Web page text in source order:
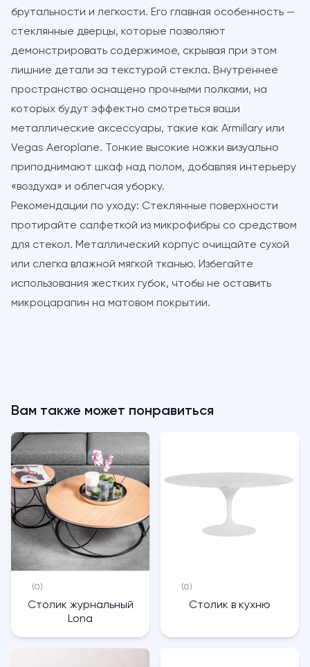
брутальности и легкости. Его главная особенность —
стеклянные дверцы, которые позволяют
демонстрировать содержимое, скрывая при этом
лишние детали за текстурой стекла. Внутреннее
пространство оснащено прочными полками, на
которых будут эффектно смотреться ваши
металлические аксессуары, такие как Armillary или
Vegas Aeroplane. Тонкие высокие ножки визуально
приподнимают шкаф над полом, добавляя интерьеру
«воздуха» и облегчая уборку.
Рекомендации по уходу: Стеклянные поверхности
протирайте салфеткой из микрофибры со средством
для стекол. Металлический корпус очищайте сухой
или слегка влажной мягкой тканью. Избегайте
использования жестких губок, чтобы не оставить
микроцарапин на матовом покрытии.
Вам также может понравиться
(0)
Столик журнальный
Lona
(0)
Столик в кухню